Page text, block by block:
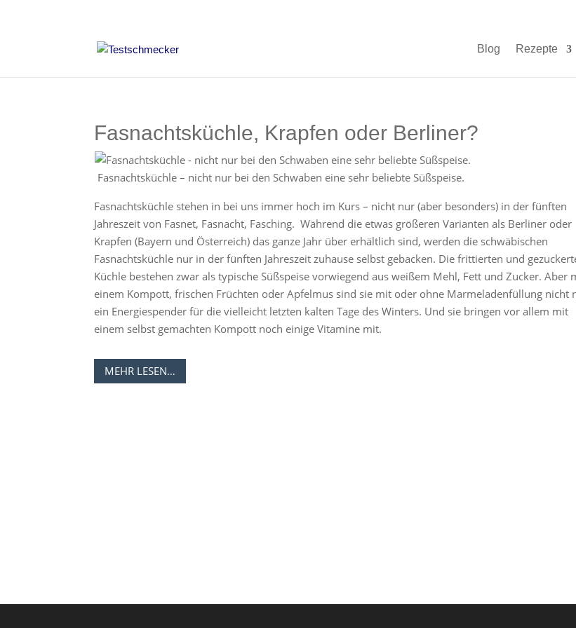
Blog Rezepte
Fasnachtsküchle, Krapfen oder Berliner?
Fasnachtsküchle – nicht nur bei den Schwaben eine sehr beliebte Süßspeise.
Fasnachtsküchle stehen in bei uns immer hoch im Kurs – nicht nur (aber besonders) in der fünften
Jahreszeit von Fasnet, Fasnacht, Fasching. Während die etwas größeren Varianten als Berliner oder
Krapfen (Bayern und Österreich) das ganze Jahr über erhältlich sind, werden die schwäbischen
Fasnachtsküchle nur in der fünften Jahreszeit zuhause selbst gebacken. Die frittierten und
Küchle bestehen zwar als typische Süßspeise vorwiegend aus weißem Mehl, Fett und Zucker. Aber
einem Kompott, frischen Früchten oder Apfelmus sind sie mit oder ohne Marmeladenfüllung nicht
ein Energiespender für die vielleicht letzten kalten Tage des Winters. Und sie bringen vor allem mit
einem selbst gemachten Kompott noch einige Vitamine mit.
MEHR LESEN…